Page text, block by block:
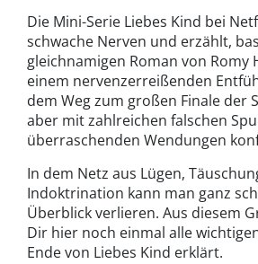
Die Mini-Serie Liebes Kind bei
schwache Nerven und erzählt,
gleichnamigen Roman von Romy
einem nervenzerreißenden
dem Weg zum großen Finale der
aber mit zahlreichen falschen
überraschenden Wendungen
In dem Netz aus Lügen,
Indoktrination kann man ganz
Überblick verlieren. Aus diesem
Dir hier noch einmal alle
Ende von Liebes Kind erklärt.